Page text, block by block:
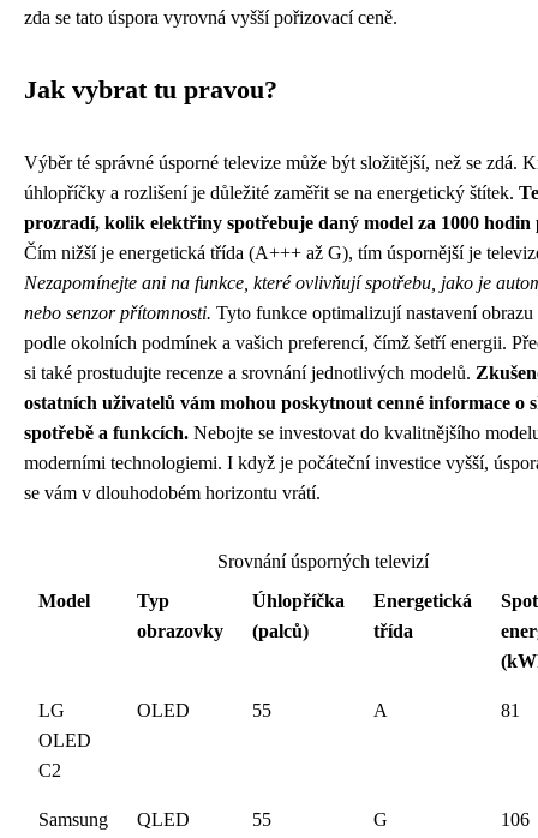
zda se tato úspora vyrovná vyšší pořizovací ceně.
Jak vybrat tu pravou?
Výběr té správné úsporné televize může být složitější, než se zdá.
úhlopříčky a rozlišení je důležité zaměřit se na energetický štítek.
prozradí, kolik elektřiny spotřebuje daný model za 1000 hodin
Čím nižší je energetická třída (A+++ až G), tím úspornější je
Nezapomínejte ani na funkce, které ovlivňují spotřebu, jako je
nebo senzor přítomnosti. Tyto funkce optimalizují nastavení obrazu
podle okolních podmínek a vašich preferencí, čímž šetří energii.
si také prostudujte recenze a srovnání jednotlivých modelů.
ostatních uživatelů vám mohou poskytnout cenné informace o
spotřebě a funkcích. Nebojte se investovat do kvalitnějšího
moderními technologiemi. I když je počáteční investice vyšší,
se vám v dlouhodobém horizontu vrátí.
Srovnání úsporných televizí
Model
Typ
obrazovky
Úhlopříčka
(palců)
Energetická
třída
LG
OLED
C2
OLED 55 A 81
Samsung
QLED 55 G 106